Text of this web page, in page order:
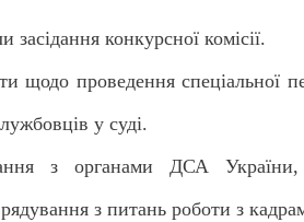
засідання конкурсної комісії.
щодо проведення спеціальної
у суді.
з органами ДСА України,
з питань роботи з